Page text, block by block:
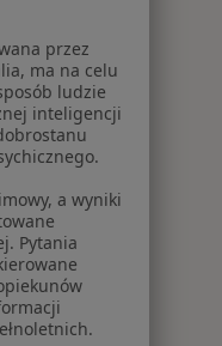
przez
ma na celu
ludzie
inteligencji
a wyniki
Pytania